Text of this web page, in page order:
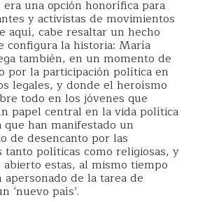
una opción honorífica para
y activistas de movimientos
aquí, cabe resaltar un hecho
configura la historia: María
también, en un momento de
por la participación política en
legales, y donde el heroísmo
todo en los jóvenes que
papel central en la vida política
que han manifestado un
de desencanto por las
tanto políticas como religiosas, y
estas, al mismo tiempo
apersonado de la tarea de
‘nuevo país’.